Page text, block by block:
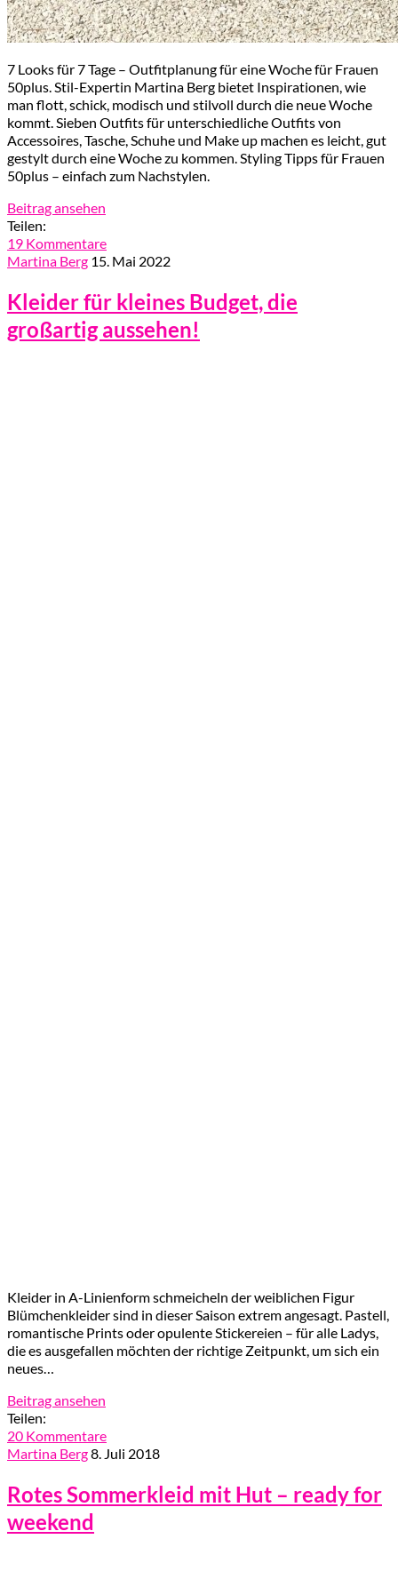
7 Looks für 7 Tage – Outfitplanung für eine Woche für Frauen
50plus. Stil-Expertin Martina Berg bietet Inspirationen, wie
man flott, schick, modisch und stilvoll durch die neue Woche
kommt. Sieben Outfits für unterschiedliche Outfits von
Accessoires, Tasche, Schuhe und Make up machen es leicht, gut
gestylt durch eine Woche zu kommen. Styling Tipps für Frauen
50plus – einfach zum Nachstylen.
Beitrag ansehen
Teilen:
19 Kommentare
Martina Berg 15. Mai 2022
Kleider für kleines Budget, die
großartig aussehen!
Kleider in A-Linienform schmeicheln der weiblichen Figur
Blümchenkleider sind in dieser Saison extrem angesagt. Pastell,
romantische Prints oder opulente Stickereien – für alle Ladys,
die es ausgefallen möchten der richtige Zeitpunkt, um sich ein
neues…
Beitrag ansehen
Teilen:
20 Kommentare
Martina Berg8. Juli 2018
Rotes Sommerkleid mit Hut – ready for
weekend